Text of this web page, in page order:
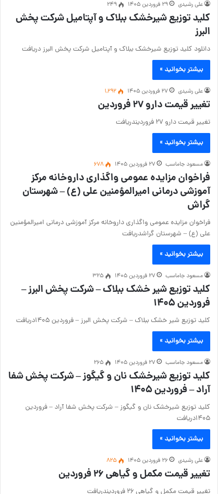
علی رشیدی ۲۹ فروردین ۱۴۰۵ 249
کلید توزیع شیرخشک ببلاک و آپتامیل شرکت پخش
البرز
دانلود کلید توزیع شیرخشک ببلاک و آپتامیل شرکت پخش البرز دریافت
بیشتر بخوانید »
علی رشیدی ۲۷ فروردین ۱۴۰۵ 1,292
تغییر قیمت دارو ۲۷ فروردین
تغییر قیمت دارو ۲۷ فروردیندریافت
بیشتر بخوانید »
مسعود جاماسب ۲۷ فروردین ۱۴۰۵ 678
فراخوان مزایده عمومی واگذاری داروخانه مرکز
آموزشی درمانی امیرالمؤمنین علی (ع) – شهرستان
گراش
فراخوان مزایده عمومی واگذاری داروخانه مرکز آموزشی درمانی امیرالمؤمنین
علی (ع) – شهرستان گراشدریافت
بیشتر بخوانید »
مسعود جاماسب ۲۷ فروردین ۱۴۰۵ 325
کلید توزیع شیر خشک ببلاک – شرکت پخش البرز –
فروردین ۱۴۰۵
کلید توزیع شیر خشک ببلاک – شرکت پخش البرز – فروردین ۱۴۰۵دریافت
بیشتر بخوانید »
مسعود جاماسب ۲۷ فروردین ۱۴۰۵ 265
کلید توزیع شیرخشک نان و گیگوز – شرکت پخش شفا
آراد – فروردین ۱۴۰۵
کلید توزیع شیرخشک نان و گیگوز – شرکت پخش شفا آراد – فروردین
۱۴۰۵دریافت
بیشتر بخوانید »
علی رشیدی ۲۶ فروردین ۱۴۰۵ 825
تغییر قیمت مکمل و گیاهی ۲۶ فروردین
تغییر قیمت مکمل و گیاهی ۲۶ فروردیندریافت